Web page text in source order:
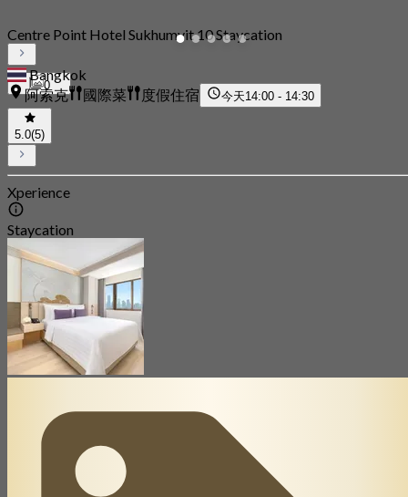
0
Centre Point Hotel Sukhumvit 10 Staycation
Bangkok
阿索克
國際菜 度假住宿 今天14:00 - 14:30
5.0(5)
Xperience
Staycation